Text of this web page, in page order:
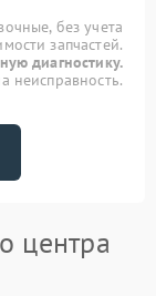
без учета
запчастей.
диагностику.
неисправность.
центра